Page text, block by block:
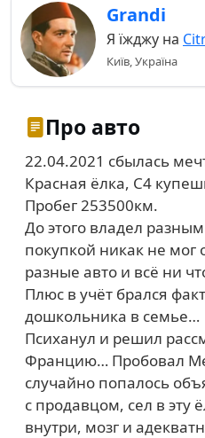
Grandi
Я їжджу на
Київ, Україна
Про авто
22.04.2021 сбылась
Красная ёлка, С4
Пробег 253500км.
До этого владел
покупкой никак не мог
разные авто и всё ни
Плюс в учёт брался
дошкольника в семье…
Психанул и решил
Францию… Пробовал
случайно попалось
с продавцом, сел в эту
внутри, мозг и